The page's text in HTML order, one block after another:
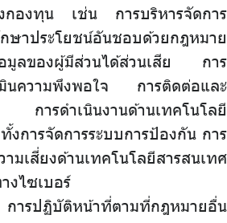
กองทุน เช่น การบริหารจัดการ
าประโยชน์อันชอบด้วยกฎหมาย
อมูลของผู้มีส่วนได้ส่วนเสีย การ
มินความพึงพอใจ การติดต่อและ
ารดำเนินงานด้านเทคโนโลยี
งการจัดการระบบการป้องกัน การ
มเสี่ยงด้านเทคโนโลยีสารสนเทศ
งไซเบอร์
ปฏิบัติหน้าที่ตามที่กฎหมายอื่น